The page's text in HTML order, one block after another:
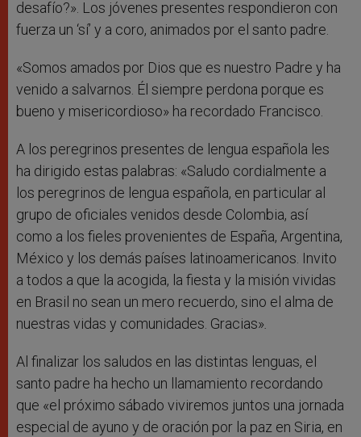
desafío?». Los jóvenes presentes respondieron con
fuerza un ‘sí’ y a coro, animados por el santo padre.
«Somos amados por Dios que es nuestro Padre y ha
venido a salvarnos. Él siempre perdona porque es
bueno y misericordioso» ha recordado Francisco.
A los peregrinos presentes de lengua española les
ha dirigido estas palabras: «Saludo cordialmente a
los peregrinos de lengua española, en particular al
grupo de oficiales venidos desde Colombia, así
como a los fieles provenientes de España, Argentina,
México y los demás países latinoamericanos. Invito
a todos a que la acogida, la fiesta y la misión vividas
en Brasil no sean un mero recuerdo, sino el alma de
nuestras vidas y comunidades. Gracias».
Al finalizar los saludos en las distintas lenguas, el
santo padre ha hecho un llamamiento recordando
que «el próximo sábado viviremos juntos una jornada
especial de ayuno y de oración por la paz en Siria, en